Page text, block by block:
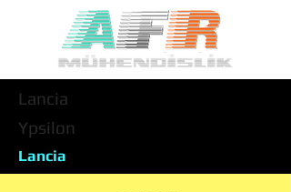
Lancia
Ypsilon
Lancia